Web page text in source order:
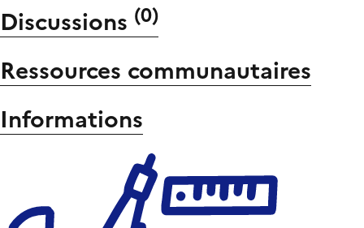
Discussions (0)
Ressources communautaires
Informations